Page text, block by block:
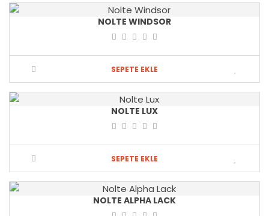
NOLTE WINDSOR
SEPETE EKLE
NOLTE LUX
SEPETE EKLE
NOLTE ALPHA LACK